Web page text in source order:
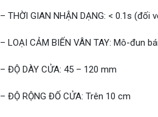
– THỜI GIAN NHẬN DẠNG: < 0.1s (đối
– LOẠI CẢM BIẾN VÂN TAY: Mô-đun
– ĐỘ DÀY CỬA: 45 – 120 mm
– ĐỘ RỘNG ĐỐ CỬA: Trên 10 cm